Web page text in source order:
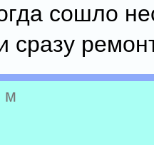
сошло
сразу
м